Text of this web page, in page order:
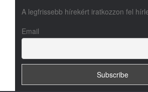
A legfrissebb hírekért iratkozzon fel
Email